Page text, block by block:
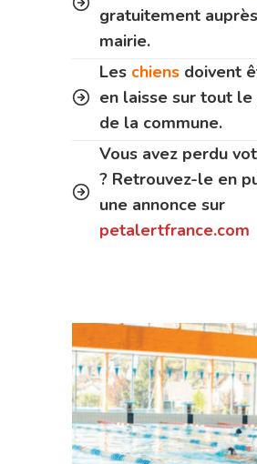
gratuitement
mairie.
Les chiens doivent
en laisse sur tout
de la commune.
Vous avez perdu
? Retrouvez-le en
une annonce sur
petalertfrance.com